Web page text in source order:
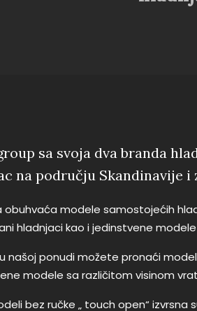
sa svoja dva branda
na području Skandinavije i
obuhvaća modele samostojećih
hladnjaci kao i jedinstvene
našoj ponudi možete pronaći
modele sa različitom visinom
bez ručke „ touch open“ izvrsna